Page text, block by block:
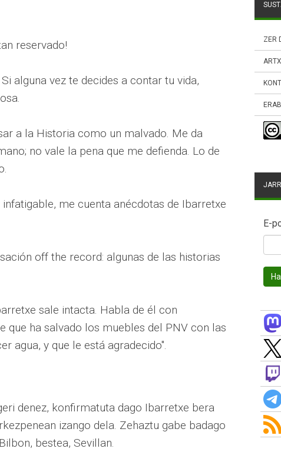
reservado!
alguna vez te decides a contar tu vida,
a la Historia como un malvado. Me da
no vale la pena que me defienda. Lo de
me cuenta anécdotas de Ibarretxe
off the record: algunas de las historias
sale intacta. Habla de él con
que ha salvado los muebles del PNV con las
agua, y que le está agradecido".
denez, konfirmatuta dago Ibarretxe bera
izango dela. Zehaztu gabe badago
bestea, Sevillan.
ZER
E-